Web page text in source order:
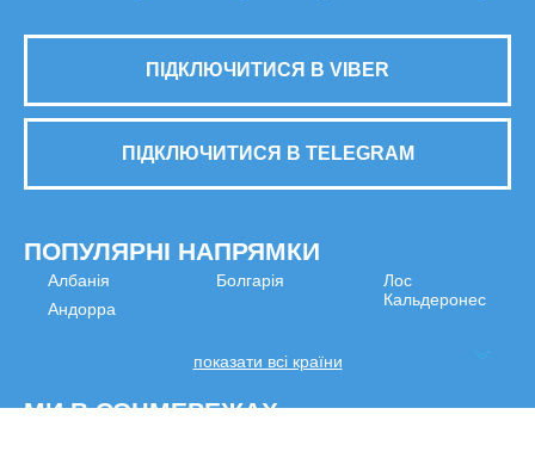
ПІДКЛЮЧИТИСЯ В VIBER
ПІДКЛЮЧИТИСЯ В TELEGRAM
ПОПУЛЯРНІ НАПРЯМКИ
Албанія
Андорра
Болгарія
Лос
Кальдеронес
показати всі країни
МИ В СОЦМЕРЕЖАХ